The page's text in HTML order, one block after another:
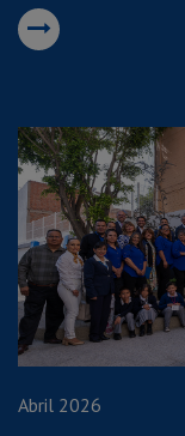
Abril 2026